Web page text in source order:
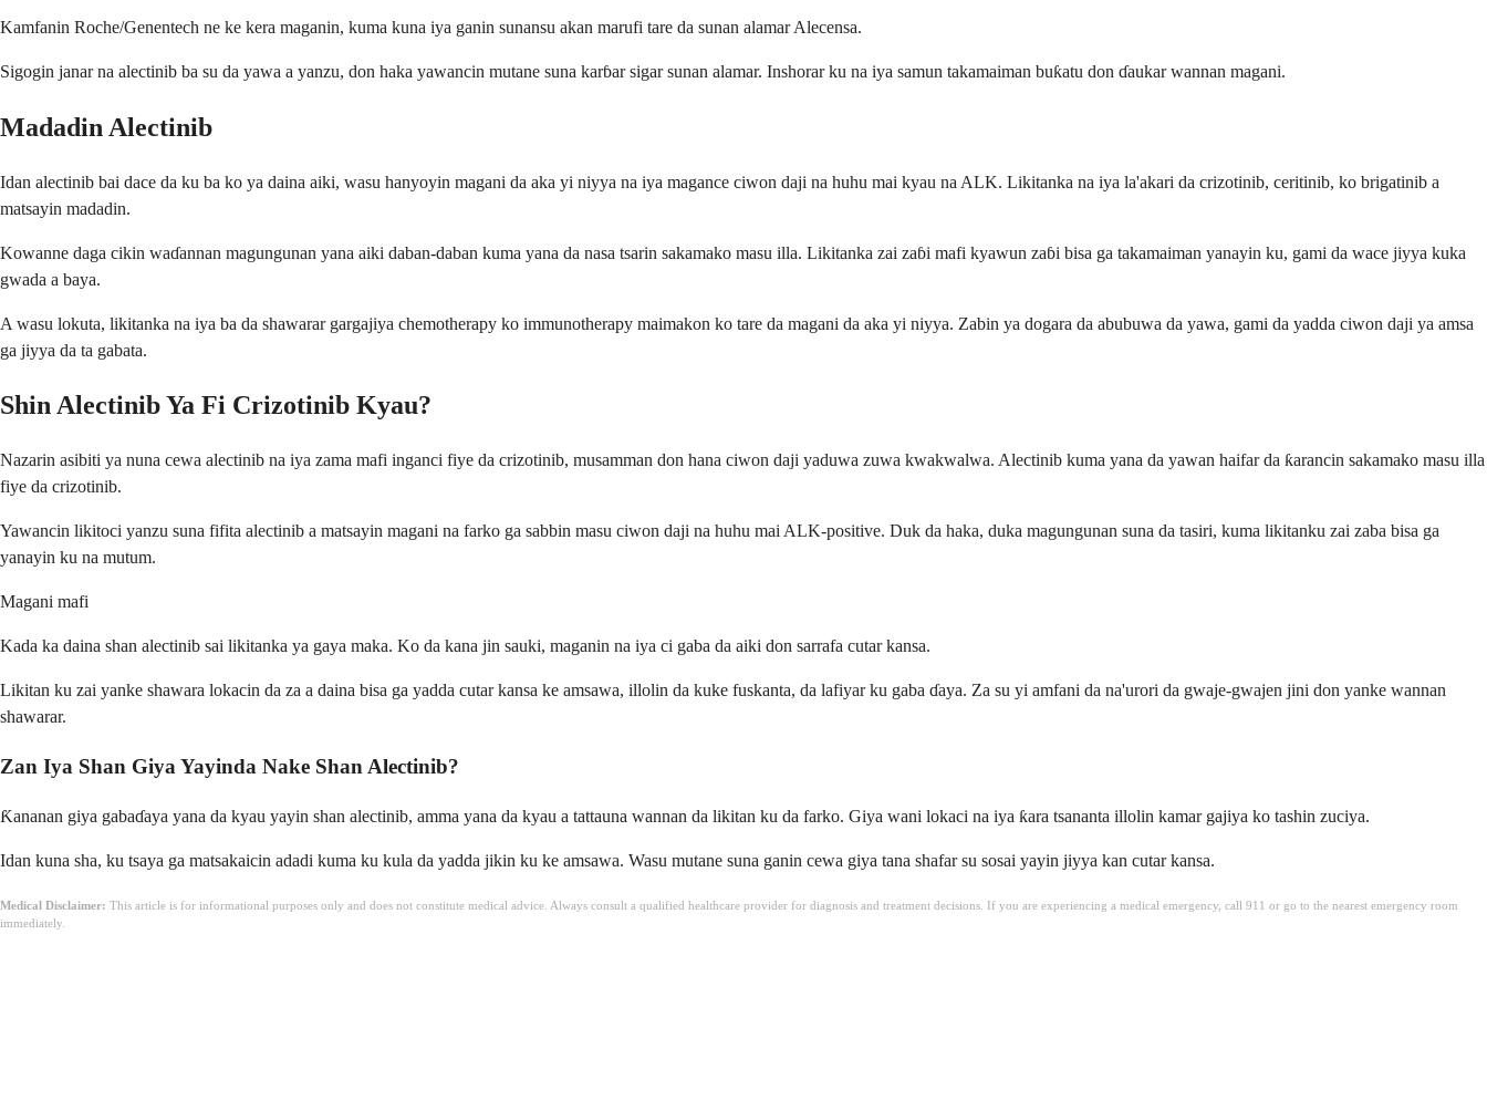
Kamfanin Roche/Genentech ne ke kera maganin, kuma kuna iya ganin sunansu akan marufi tare da sunan alamar Alecensa.
Sigogin janar na alectinib ba su da yawa a yanzu, don haka yawancin mutane suna karɓar sigar sunan alamar. Inshorar ku na iya samun takamaiman buƙatu don ɗaukar wannan magani.
Madadin Alectinib
Idan alectinib bai dace da ku ba ko ya daina aiki, wasu hanyoyin magani da aka yi niyya na iya magance ciwon daji na huhu mai kyau na ALK. Likitanka na iya la'akari da crizotinib, ceritinib, ko brigatinib a
matsayin madadin.
Kowanne daga cikin waɗannan magungunan yana aiki daban-daban kuma yana da nasa tsarin sakamako masu illa. Likitanka zai zaɓi mafi kyawun zaɓi bisa ga takamaiman yanayin ku, gami da wace jiyya kuka
gwada a baya.
A wasu lokuta, likitanka na iya ba da shawarar gargajiya chemotherapy ko immunotherapy maimakon ko tare da magani da aka yi niyya. Zabin ya dogara da abubuwa da yawa, gami da yadda ciwon daji ya amsa
ga jiyya da ta gabata.
Shin Alectinib Ya Fi Crizotinib Kyau?
Nazarin asibiti ya nuna cewa alectinib na iya zama mafi inganci fiye da crizotinib, musamman don hana ciwon daji yaduwa zuwa kwakwalwa. Alectinib kuma yana da yawan haifar da ƙarancin sakamako masu illa
fiye da crizotinib.
Yawancin likitoci yanzu suna fifita alectinib a matsayin magani na farko ga sabbin masu ciwon daji na huhu mai ALK-positive. Duk da haka, duka magungunan suna da tasiri, kuma likitanku zai zaba bisa ga
yanayin ku na mutum.
Magani mafi
Kada ka daina shan alectinib sai likitanka ya gaya maka. Ko da kana jin sauki, maganin na iya ci gaba da aiki don sarrafa cutar kansa.
Likitan ku zai yanke shawara lokacin da za a daina bisa ga yadda cutar kansa ke amsawa, illolin da kuke fuskanta, da lafiyar ku gaba ɗaya. Za su yi amfani da na'urori da gwaje-gwajen jini don yanke wannan
shawarar.
Zan Iya Shan Giya Yayinda Nake Shan Alectinib?
Ƙananan giya gabaɗaya yana da kyau yayin shan alectinib, amma yana da kyau a tattauna wannan da likitan ku da farko. Giya wani lokaci na iya ƙara tsananta illolin kamar gajiya ko tashin zuciya.
Idan kuna sha, ku tsaya ga matsakaicin adadi kuma ku kula da yadda jikin ku ke amsawa. Wasu mutane suna ganin cewa giya tana shafar su sosai yayin jiyya kan cutar kansa.
Medical Disclaimer: This article is for informational purposes only and does not constitute medical advice. Always consult a qualified healthcare provider for diagnosis and treatment decisions. If you are experiencing a medical emergency, call 911 or go to the nearest emergency room
immediately.